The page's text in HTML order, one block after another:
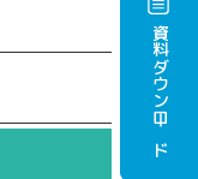
資料ダウンロード